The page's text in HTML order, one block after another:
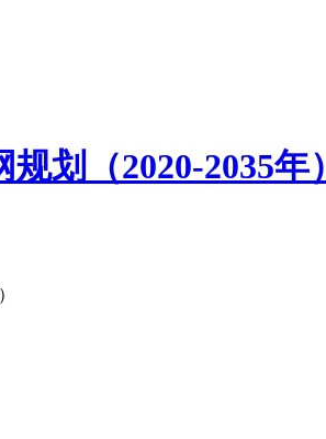
划（2020-2035年）